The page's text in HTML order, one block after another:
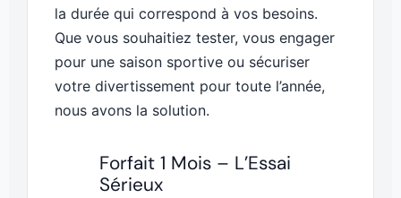
la durée qui correspond à vos besoins.
Que vous souhaitiez tester, vous engager
pour une saison sportive ou sécuriser
votre divertissement pour toute l’année,
nous avons la solution.
Forfait 1 Mois – L’Essai
Sérieux